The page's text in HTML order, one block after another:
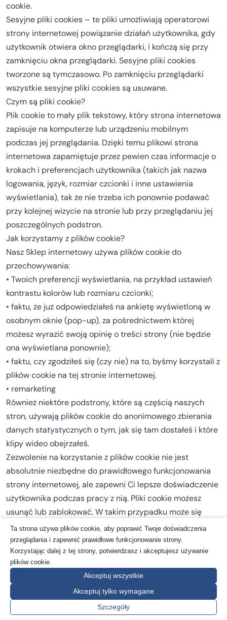
cookie.
Sesyjne pliki cookies – te pliki umożliwiają operatorowi
strony internetowej powiązanie działań użytkownika, gdy
użytkownik otwiera okno przeglądarki, i kończą się przy
zamknięciu okna przeglądarki. Sesyjne pliki cookies
tworzone są tymczasowo. Po zamknięciu przeglądarki
wszystkie sesyjne pliki cookies są usuwane.
Czym są pliki cookie?
Plik cookie to mały plik tekstowy, który strona internetowa
zapisuje na komputerze lub urządzeniu mobilnym
podczas jej przeglądania. Dzięki temu plikowi strona
internetowa zapamiętuje przez pewien czas informacje o
krokach i preferencjach użytkownika (takich jak nazwa
logowania, język, rozmiar czcionki i inne ustawienia
wyświetlania), tak że nie trzeba ich ponownie podawać
przy kolejnej wizycie na stronie lub przy przeglądaniu jej
poszczególnych podstron.
Jak korzystamy z plików cookie?
Nasz Sklep internetowy używa plików cookie do
przechowywania:
• Twoich preferencji wyświetlania, na przykład ustawień
kontrastu kolorów lub rozmiaru czcionki;
• faktu, że już odpowiedziałeś na ankietę wyświetloną w
osobnym oknie (pop-up), za pośrednictwem której
możesz wyrazić swoją opinię o treści strony (nie będzie
ona wyświetlana ponownie);
• faktu, czy zgodziłeś się (czy nie) na to, byśmy korzystali z
plików cookie na tej stronie internetowej.
• remarketing
Również niektóre podstrony, które są częścią naszych
stron, używają plików cookie do anonimowego zbierania
danych statystycznych o tym, jak się tam dostałeś i które
klipy wideo obejrzałeś.
Zezwolenie na korzystanie z plików cookie nie jest
absolutnie niezbędne do prawidłowego funkcjonowania
strony internetowej, ale zapewni Ci lepsze doświadczenie
użytkownika podczas pracy z nią. Pliki cookie możesz
usunąć lub zablokować. W takim przypadku może się
jednak zdarzyć, że niektóre funkcje strony internetowej
nie będą działać tak, jak powinny.
Informacje przechowywane w plikach cookie nie są
wykorzystywane do osobistej identyfikacji, a struktura
danych jest w pełni pod naszą kontrolą. Pliki cookie nie są
wykorzystywane do innych celów niż te, które zostały
wymienione w niniejszym tekście.
Ta strona używa plików cookie, aby poprawić Twoje doświadczenia
przeglądania i zapewnić prawidłowe funkcjonowanie strony.
Korzystając dalej z tej strony, potwierdzasz i akceptujesz używanie
plików cookie.
Akceptuj wszystkie
Akceptuj tylko wymagane
Szczegóły